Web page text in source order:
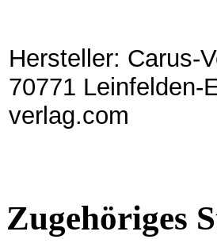
Hersteller: Carus-
70771 Leinfelden-
verlag.com
Zugehöriges